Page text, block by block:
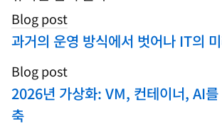
blogs
Blog post
과거의 운영 방식에서 벗어나 IT의
Blog post
2026년 가상화: VM, 컨테이너, AI를
축